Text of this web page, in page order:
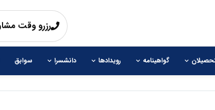
رزرو وقت
گواهینامه رویدادها دانشسرا سوابق